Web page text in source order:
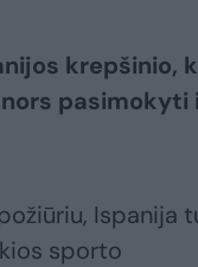
krepšinio,
pasimokyti
Ispanija
sporto